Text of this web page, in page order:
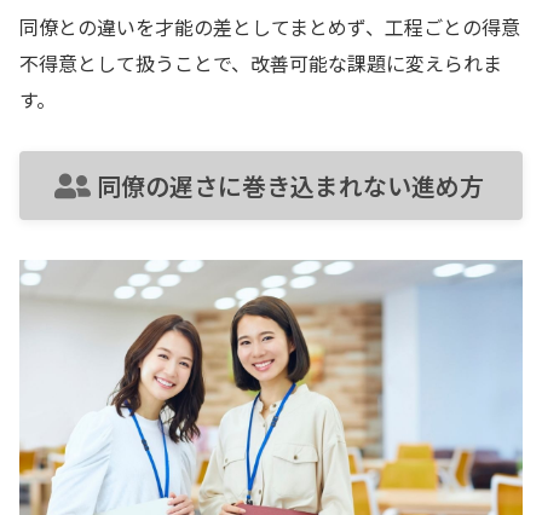
同僚との違いを才能の差としてまとめず、工程ごとの得意
不得意として扱うことで、改善可能な課題に変えられま
す。
同僚の遅さに巻き込まれない進め方